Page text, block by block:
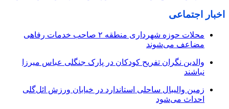
اخبار اجتماعی
محلات حوزه شهرداری منطقه ۲ صاحب خدمات رفاهی
مضاعف می‌شوند
والدین نگران تفریح کودکان در پارک جنگلی عباس میرزا
نباشند
زمین والیبال ساحلی استاندارد در خیابان ورزش ائل‌گلی
احداث می‌شود